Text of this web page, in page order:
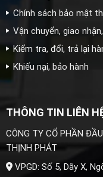
Chính sách bảo mật
Vận chuyển, giao
Kiểm tra, đổi, trả lại
Khiếu nại, bảo hành
THÔNG TIN LIÊN
CÔNG TY CỔ PHẦN
THỊNH PHÁT
VPGD: Số 5, Dãy X,